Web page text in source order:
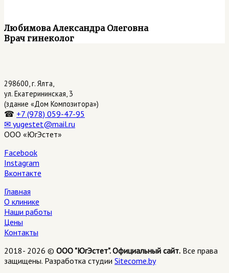
Любимова Александра Олеговна
Врач гинеколог
298600, г. Ялта,
ул. Екатерининская, 3
(здание «Дом Композитора»)
☎ +7 (978) 059-47-95
✉ yugestet@mail.ru
ООО «ЮгЭстет»
Facebook
Instagram
Вконтакте
Главная
О клинике
Наши работы
Цены
Контакты
2018- 2026 © ООО "ЮгЭстет". Официальный сайт. Все права
защищены. Разработка студии Sitecome.by